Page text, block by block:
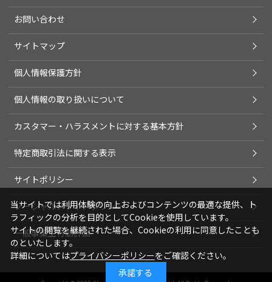
お問い合わせ
サイトマップ
個人情報保護方針
個人情報の取り扱いについて
カスタマー・ハラスメントに対する基本方針
特定商取引法に関する表示
サイトポリシー
ソーシャルメディアポリシー
一般事業主行動計画
当サイトでは利用体験の向上およびコンテンツの最適な提供、ト
ラフィックの分析を目的としてCookieを使用しています。
サイトの閲覧を継続された場合、Cookieの利用に同意したことも
のといたします。
詳細についてはプライバシーポリシーをご確認ください。
承諾する